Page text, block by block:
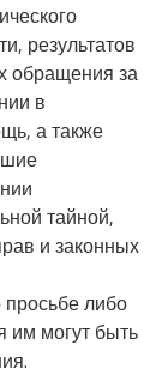
результатов
обращения за
в
а также
тайной,
и законных
либо
им могут быть